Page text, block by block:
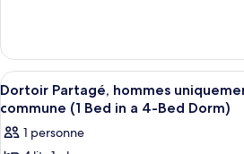
Dortoir
Partagé,
femmes
uniquement,
salle
le
type
de
chambre
Partagé,
Afficher
toutes
les
photos
Une
3
Dortoir Partagé, hommes
commune (1 Bed in a 4-Bed Dorm)
1 personne